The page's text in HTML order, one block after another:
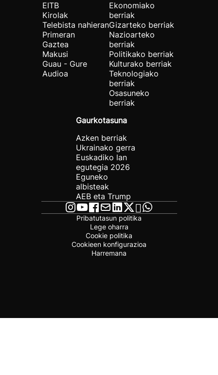
EITB
Kirolak
Telebista nahieran
Primeran
Gaztea
Makusi
Guau - Gure
Audioa
Ekonomiako
berriak
Gizarteko berriak
Nazioarteko
berriak
Politikako berriak
Kulturako berriak
Teknologiako
berriak
Osasuneko
berriak
Gaurkotasuna
Azken berriak
Ukrainako gerra
Euskadiko lan
egutegia 2026
Eguneko
albisteak
AEB eta Trump
Pribatutasun politika
Lege oharra
Cookie politika
Cookieen konfigurazioa
Harremana